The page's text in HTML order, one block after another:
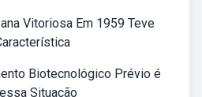
Vitoriosa Em 1959 Teve
Biotecnológico Prévio é
Situação